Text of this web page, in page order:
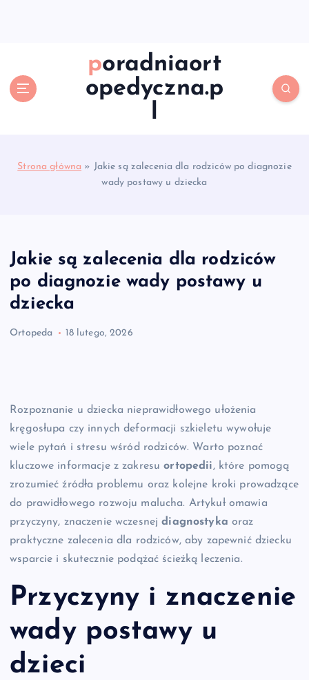
poradniaort
opedyczna.p
l
Strona główna » Jakie są zalecenia dla rodziców po diagnozie
wady postawy u dziecka
Jakie są zalecenia dla rodziców
po diagnozie wady postawy u
dziecka
Ortopeda 18 lutego, 2026
Rozpoznanie u dziecka nieprawidłowego ułożenia
kręgosłupa czy innych deformacji szkieletu wywołuje
wiele pytań i stresu wśród rodziców. Warto poznać
kluczowe informacje z zakresuortopedii, które pomogą
zrozumieć źródła problemu oraz kolejne kroki prowadzące
do prawidłowego rozwoju malucha. Artykuł omawia
przyczyny, znaczenie wczesnejdiagnostyka oraz
praktyczne zalecenia dla rodziców, aby zapewnić dziecku
wsparcie i skutecznie podążać ścieżką leczenia.
Przyczyny i znaczenie
wady postawy u
dzieci